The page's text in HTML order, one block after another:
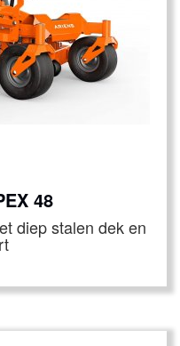
48
diep stalen dek en